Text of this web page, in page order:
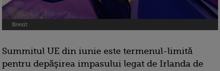
Brexit
Summitul UE din iunie este termenul-limită
pentru depăşirea impasului legat de Irlanda de